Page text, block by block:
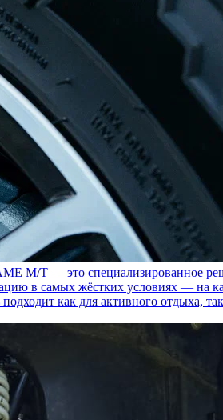
M/T — это специализированное
в самых жёстких условиях — на
как для активного отдыха,